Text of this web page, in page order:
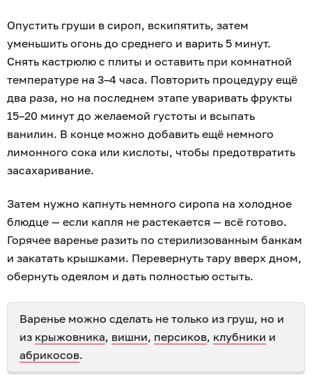
Опустить груши в сироп, вскипятить, затем
уменьшить огонь до среднего и варить 5 минут.
Снять кастрюлю с плиты и оставить при комнатной
температуре на 3–4 часа. Повторить процедуру ещё
два раза, но на последнем этапе уваривать фрукты
15–20 минут до желаемой густоты и всыпать
ванилин. В конце можно добавить ещё немного
лимонного сока или кислоты, чтобы предотвратить
засахаривание.
Затем нужно капнуть немного сиропа на холодное
блюдце — если капля не растекается — всё готово.
Горячее варенье разить по стерилизованным банкам
и закатать крышками. Перевернуть тару вверх дном,
обернуть одеялом и дать полностью остыть.
Варенье можно сделать не только из груш, но и
из крыжовника, вишни, персиков, клубники и
абрикосов.